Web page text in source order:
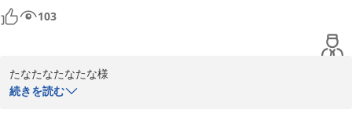
城崎温泉 湯楽 Ｙｕｒａｋｕ Ｋｉｎｏｓａｋｉ Ｓｐａ＆Ｇａ
103
たなたなたなたな様
この度は当館をご利用いただき、また満点のご評価と温かい口コミ
続きを読む